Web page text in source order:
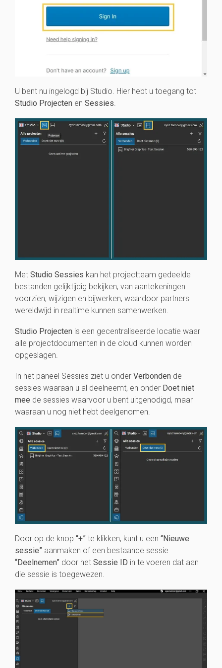
U bent nu ingelogd bij Studio. Hier hebt u toegang tot
Studio Projecten en Sessies.
Met Studio Sessies kan het projectteam gedeelde
bestanden gelijktijdig bekijken, van aantekeningen
voorzien, wijzigen en bijwerken, waardoor partners
wereldwijd in realtime kunnen samenwerken.
Studio Projecten is een gecentraliseerde locatie waar
alle projectdocumenten in de cloud kunnen worden
opgeslagen.
In het paneel Sessies ziet u onder Verbonden de
sessies waaraan u al deelneemt, en onder Doet niet
mee de sessies waarvoor u bent uitgenodigd, maar
waaraan u nog niet hebt deelgenomen.
Door op de knop “+” te klikken, kunt u een “Nieuwe
sessie” aanmaken of een bestaande sessie
“Deelnemen” door het Sessie ID in te voeren dat aan
die sessie is toegewezen.